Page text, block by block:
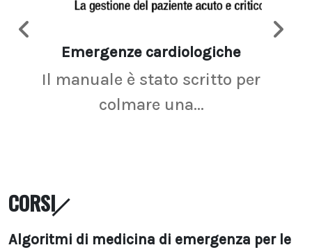
Emergenze cardiologiche
Il manuale è stato scritto per
colmare una...
CORSI
Algoritmi di medicina di emergenza per le